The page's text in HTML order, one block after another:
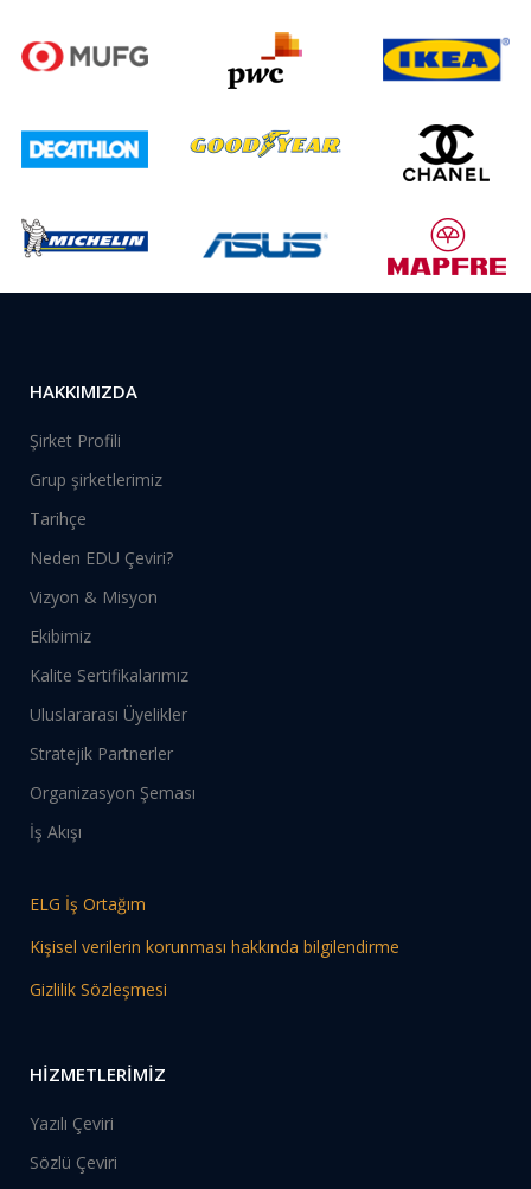
HAKKIMIZDA
Şirket Profili
Grup şirketlerimiz
Tarihçe
Neden EDU Çeviri?
Vizyon & Misyon
Ekibimiz
Kalite Sertifikalarımız
Uluslararası Üyelikler
Stratejik Partnerler
Organizasyon Şeması
İş Akışı
ELG İş Ortağım
Kişisel verilerin korunması hakkında bilgilendirme
Gizlilik Sözleşmesi
HİZMETLERİMİZ
Yazılı Çeviri
Sözlü Çeviri